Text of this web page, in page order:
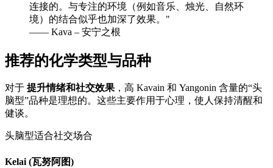
连接的。与专注的环境（例如音乐、烛光、自然环
境）的结合似乎也加深了效果。 "
—— Kava – 安宁之根
推荐的化学类型与品种
对于 提升情绪和社交效果，高 Kavain 和 Yangonin 含量的“头
脑型”品种是理想的。这些主要作用于心理，使人保持清醒和
健谈。
头脑型适合社交场合
Kelai (瓦努阿图)